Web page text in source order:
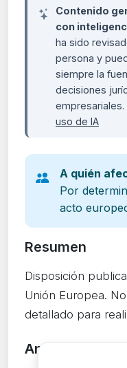
Contenido
con
ha sido
persona y
siempre la
decisiones
empresariales.
uso de IA
A quién
Por
acto
Resumen
Disposición
Unión Europea.
detallado para
Análisis